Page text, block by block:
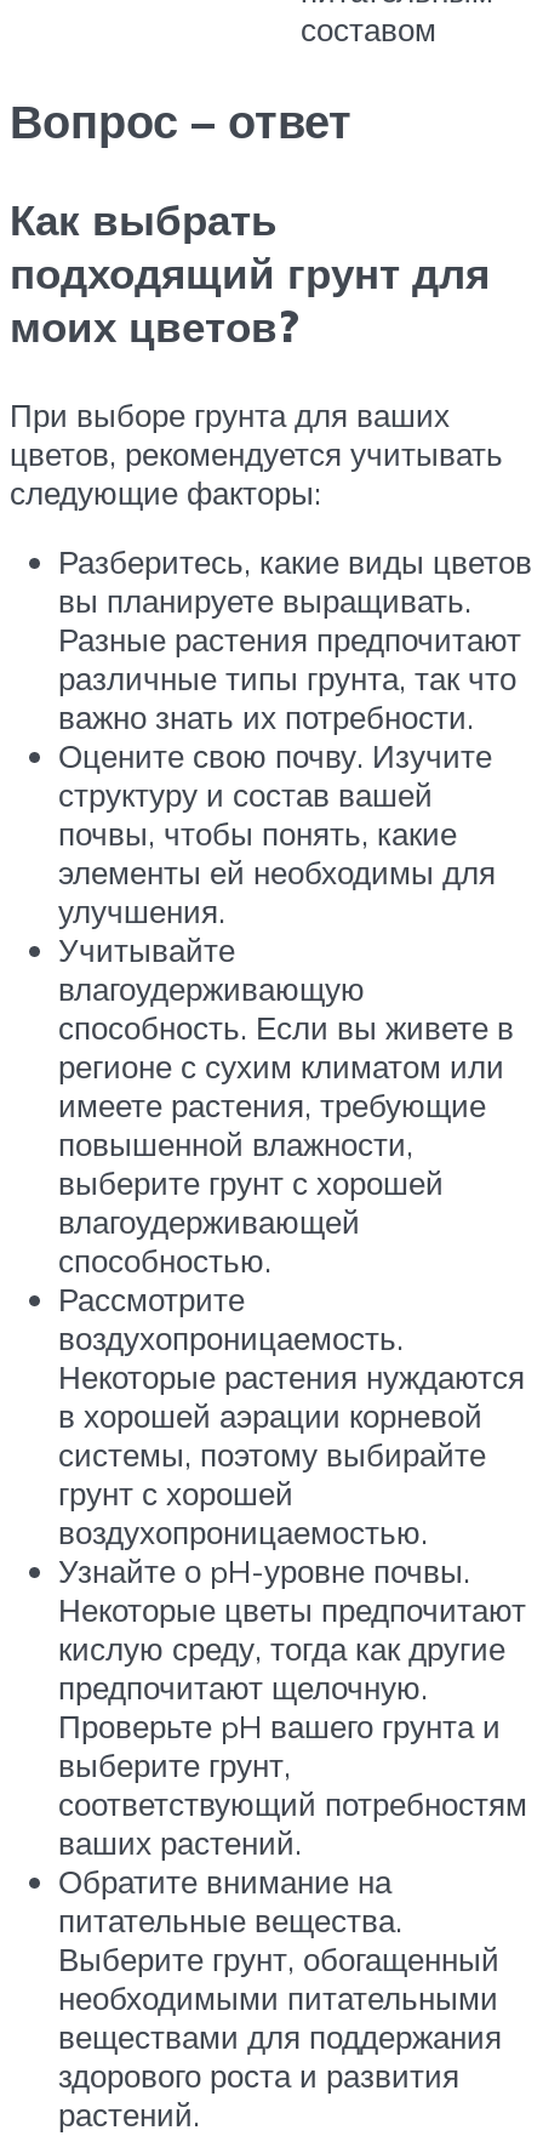
составом
Вопрос – ответ
Как выбрать
подходящий грунт для
моих цветов?
При выборе грунта для ваших
цветов, рекомендуется учитывать
следующие факторы:
Разберитесь, какие виды цветов
вы планируете выращивать.
Разные растения предпочитают
различные типы грунта, так что
важно знать их потребности.
Оцените свою почву. Изучите
структуру и состав вашей
почвы, чтобы понять, какие
элементы ей необходимы для
улучшения.
Учитывайте
влагоудерживающую
способность. Если вы живете в
регионе с сухим климатом или
имеете растения, требующие
повышенной влажности,
выберите грунт с хорошей
влагоудерживающей
способностью.
Рассмотрите
воздухопроницаемость.
Некоторые растения нуждаются
в хорошей аэрации корневой
системы, поэтому выбирайте
грунт с хорошей
воздухопроницаемостью.
Узнайте о pH-уровне почвы.
Некоторые цветы предпочитают
кислую среду, тогда как другие
предпочитают щелочную.
Проверьте pH вашего грунта и
выберите грунт,
соответствующий потребностям
ваших растений.
Обратите внимание на
питательные вещества.
Выберите грунт, обогащенный
необходимыми питательными
веществами для поддержания
здорового роста и развития
растений.